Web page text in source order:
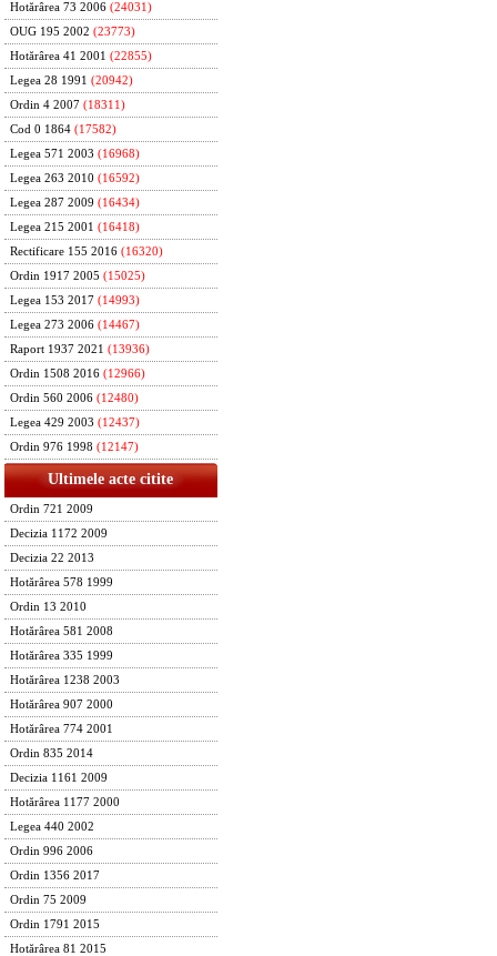
Hotărârea 73 2006 (24031)
OUG 195 2002 (23773)
Hotărârea 41 2001 (22855)
Legea 28 1991 (20942)
Ordin 4 2007 (18311)
Cod 0 1864 (17582)
Legea 571 2003 (16968)
Legea 263 2010 (16592)
Legea 287 2009 (16434)
Legea 215 2001 (16418)
Rectificare 155 2016 (16320)
Ordin 1917 2005 (15025)
Legea 153 2017 (14993)
Legea 273 2006 (14467)
Raport 1937 2021 (13936)
Ordin 1508 2016 (12966)
Ordin 560 2006 (12480)
Legea 429 2003 (12437)
Ordin 976 1998 (12147)
Ultimele acte citite
Ordin 721 2009
Decizia 1172 2009
Decizia 22 2013
Hotărârea 578 1999
Ordin 13 2010
Hotărârea 581 2008
Hotărârea 335 1999
Hotărârea 1238 2003
Hotărârea 907 2000
Hotărârea 774 2001
Ordin 835 2014
Decizia 1161 2009
Hotărârea 1177 2000
Legea 440 2002
Ordin 996 2006
Ordin 1356 2017
Ordin 75 2009
Ordin 1791 2015
Hotărârea 81 2015